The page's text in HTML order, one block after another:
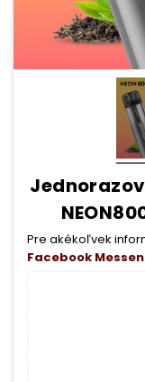
Pre akékoľvek
Facebook